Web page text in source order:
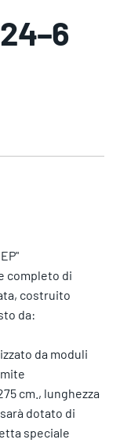
completo di
costruito
da:
da moduli
cm., lunghezza
dotato di
speciale